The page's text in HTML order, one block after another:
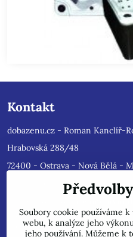
Kontakt
dobazenu.cz - Roman Kanclíř-
Hrabovská 288/48
72400 - Ostrava - Nová Bělá -
rokam@seznam.cz
(Prosíme nyní
odpovíme, jsme přetíženi).
přepošleme výrobci s dalším
Soubory cookie používáme
webu, k analýze jeho
jeho používání. Můžeme k